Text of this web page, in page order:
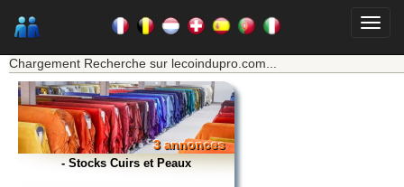
Chargement Recherche sur lecoindupro.com...
3 annonces
- Stocks Cuirs et Peaux